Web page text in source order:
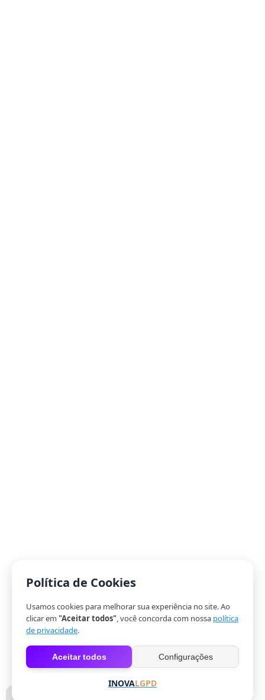
Política de Cookies
Usamos cookies para melhorar sua experiência no site. Ao
clicar em "Aceitar todos", você concorda com nossa política
de privacidade.
Aceitar todos Configurações
INOVALGPD